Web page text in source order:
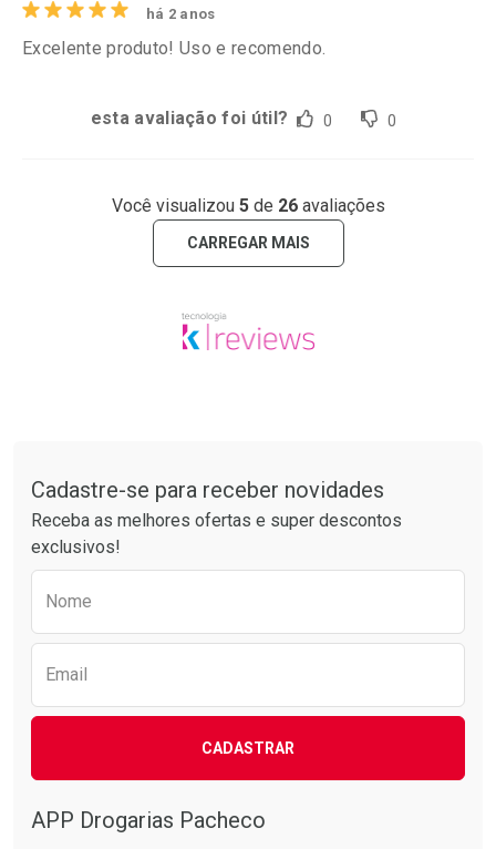
há 2 anos
Excelente produto! Uso e recomendo.
esta avaliação foi útil? 0 0
Você visualizou 5de 26avaliações
CARREGAR MAIS
Cadastre-se para receber novidades
Receba as melhores ofertas e super descontos
exclusivos!
Nome
Email
CADASTRAR
APP Drogarias Pacheco